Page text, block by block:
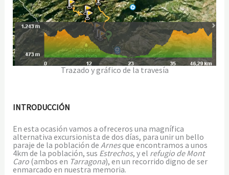
Trazado y gráfico de la travesía
INTRODUCCIÓN
En esta ocasión vamos a ofreceros una magnífica
alternativa excursionista de dos días, para unir un bello
paraje de la población de Arnesque encontramos a unos
4km de la población, sus Estrechos, y el refugio de Mont
Caro(ambos en Tarragona), en un recorrido digno de ser
enmarcado en nuestra memoria.